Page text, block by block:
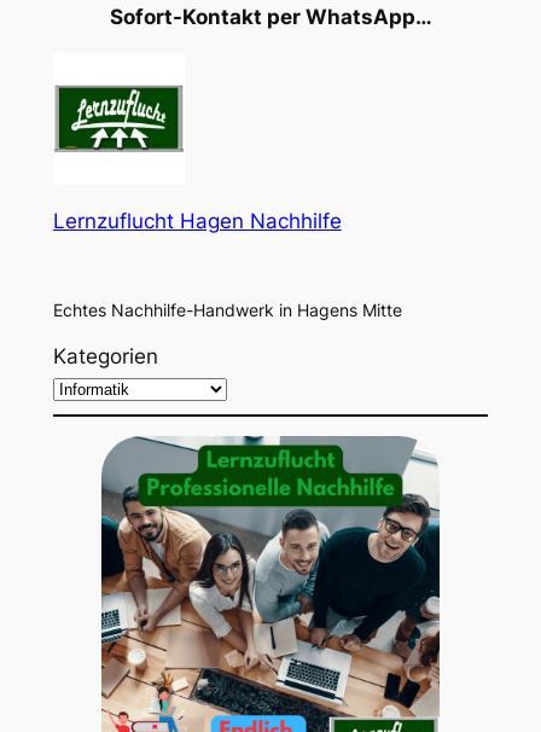
Sofort-Kontakt per WhatsApp…
Lernzuflucht Hagen Nachhilfe
Echtes Nachhilfe-Handwerk in Hagens Mitte
Kategorien